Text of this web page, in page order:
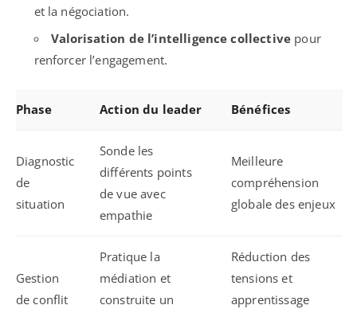
et la négociation.
Valorisation de l’intelligence collective pour
renforcer l’engagement.
Phase Action du leader Bénéfices
Diagnostic
de
situation
Sonde les
différents points
de vue avec
empathie
Meilleure
compréhension
globale des enjeux
Gestion
de conflit
Pratique la
médiation et
construite un
Réduction des
tensions et
apprentissage